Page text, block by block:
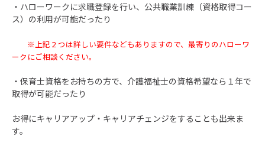
・ハローワークに求職登録を行い、公共職業訓練（資格取得コー
ス）の利用が可能だったり
※上記２つは詳しい要件などもありますので、 最寄りのハローワ
ークにご相談ください。
・保育士資格をお持ちの方で、介護福祉士の資格希望なら１年で
取得が可能だったり
お得にキャリアアップ・キャリアチェンジをすることも出来ま
す。